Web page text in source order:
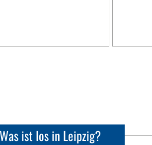
Was ist los in Leipzig?